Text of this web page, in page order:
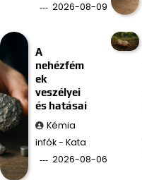
2026-08-09
A
nehézfém
ek
veszélyei
és hatásai
Kémia
infók - Kata
2026-08-06